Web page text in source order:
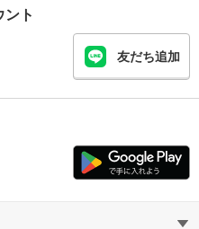
ト
友だち追加